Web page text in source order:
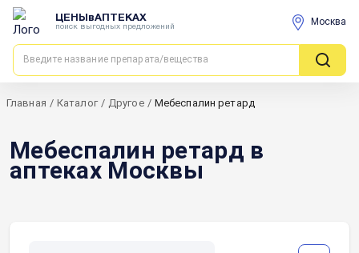
ЦЕНЫвАПТЕКАХ
поиск выгодных предложений Москва
Главная / Каталог / Другое / Мебеспалин ретард
Мебеспалин ретард в
аптеках Москвы